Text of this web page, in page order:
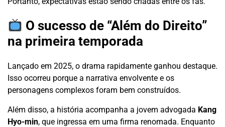
O sucesso de “Além do Direito”
na primeira temporada
Lançado em 2025, o drama rapidamente ganhou destaque.
Isso ocorreu porque a narrativa envolvente e os
personagens complexos foram bem construídos.
Além disso, a história acompanha a jovem advogada Kang
Hyo-min, que ingressa em uma firma renomada. Enquanto